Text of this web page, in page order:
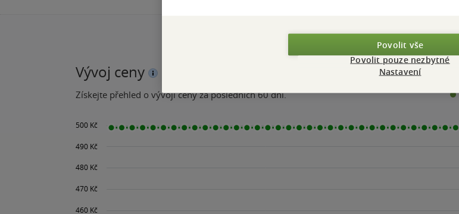
Vývoj ceny
Získejte přehled o vývoji ceny za posledních 60 dní.
Povolit vše
Povolit pouze nezbytné
Nastavení